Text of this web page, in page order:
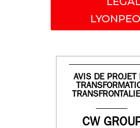
AVIS DE PROJET
CW